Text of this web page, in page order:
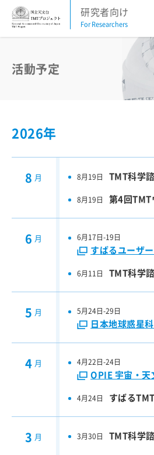
研究者向け
For Researchers
お知らせ
2023
2020
2019 2017
2020
2019
TMT News Letter
2023
2018 2017
TMT科学諮問委員会
戦略基礎開発研究経費報告書
TMTウェビナー2025
観測装置検討
活動予定
2026年
8 月 8月19日 TMT科学
8月19日 第4回TMT
6 月 6月17日-19日
すばるユーザ
6月11日 TMT科学
5 月 5月24日-29日
日本地球惑星
4 月 4月22日-24日
OPIE 宇宙・
4月24日 すばる
3 月 3月30日 TMT科学